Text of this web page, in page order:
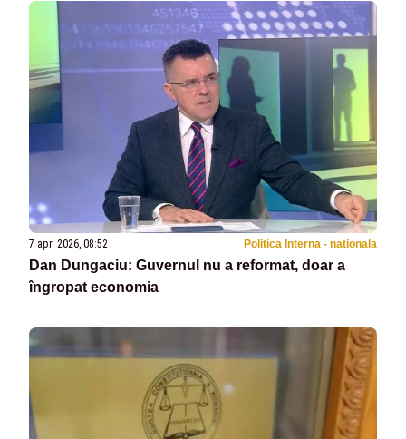
7 apr. 2026, 08:52 Politica Interna - nationala
Dan Dungaciu: Guvernul nu a reformat, doar a
îngropat economia